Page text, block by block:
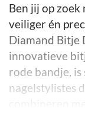
Ben jij op zoek
veiliger én
Diamand Bitje
innovatieve
rode bandje,
nagelstylistes